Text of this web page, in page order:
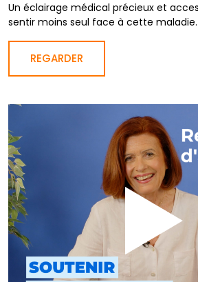
Un éclairage médical précieux et
sentir moins seul face à cette maladie.
REGARDER